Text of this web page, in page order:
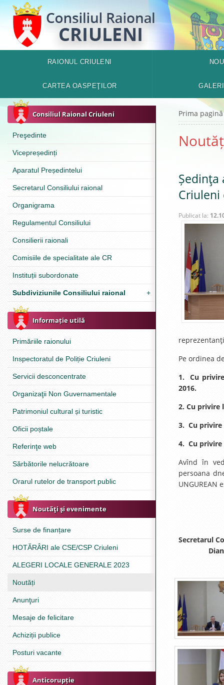
RAIONUL CRIULENI
CARTEA OASPEŢILOR
Consiliul Raional Criuleni
Preşedinte
Vicepreședinți
Aparatul Președintelui
Secretarul Consiliului raional
Organigrama
Regulamentul Consiliului
Consilierii raionali
Comisiile de specialitate ale CR
Instituții subordonate
Subdiviziunile Consiliului raional +
Informație utilă
Primăriile raionului
Inspectoratul de Poliție Criuleni
Servicii desconcentrate
Organizaţii Non Guvernamentale
Patrimoniul cultural și turistic
Oficii poștale
Referinţe web
Sărbătorile nelucrătoare
Orarul rutelor de transport public
Noutăţi şi evenimente
Surse de finanțare
HOTĂRÂRI ale CSE/CSP Criuleni
ALEGERI LOCALE GENERALE 2023
Noutăți
Anunţuri
Mesaje de felicitare
Achiziții publice
Posturi vacante
Anticorupție
Prima pagină
Ședinţa
Criuleni
Publicat la:
Pe ordinea
1.Cu
2016.
2. Cu privire
3. Cu
4. Cu
Avînd în
persoana
Diana